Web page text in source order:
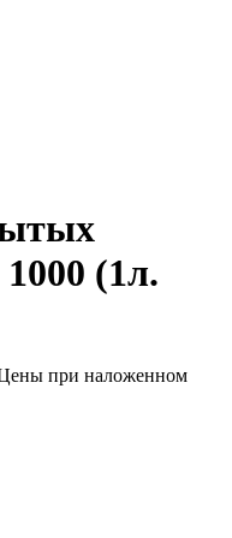
(1л.
при наложенном